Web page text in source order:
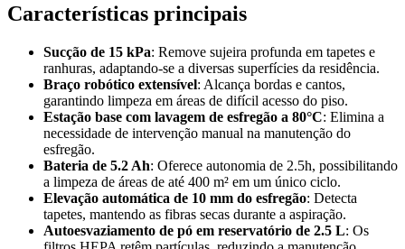
Características principais
Sucção de 15 kPa: Remove sujeira profunda em tapetes e
ranhuras, adaptando-se a diversas superfícies da residência.
Braço robótico extensível: Alcança bordas e cantos,
garantindo limpeza em áreas de difícil acesso do piso.
Estação base com lavagem de esfregão a 80°C: Elimina a
necessidade de intervenção manual na manutenção do
esfregão.
Bateria de 5.2 Ah: Oferece autonomia de 2.5h, possibilitando
a limpeza de áreas de até 400 m² em um único ciclo.
Elevação automática de 10 mm do esfregão: Detecta
tapetes, mantendo as fibras secas durante a aspiração.
Autoesvaziamento de pó em reservatório de 2.5 L: Os